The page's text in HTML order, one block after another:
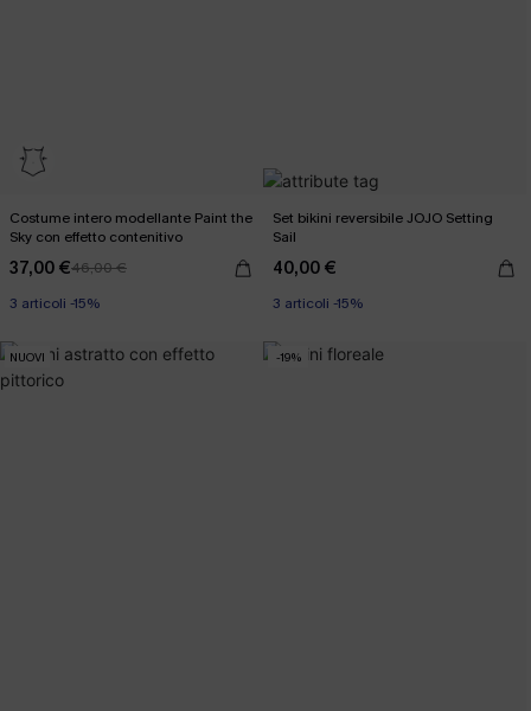
Costume intero modellante Paint the
Sky con effetto contenitivo
37,00 €46,00 €
3 articoli -15%
Set bikini reversibile JOJO Setting
Sail
40,00 €
3 articoli -15%
Miami Swim Week 2026
NUOVI -19%